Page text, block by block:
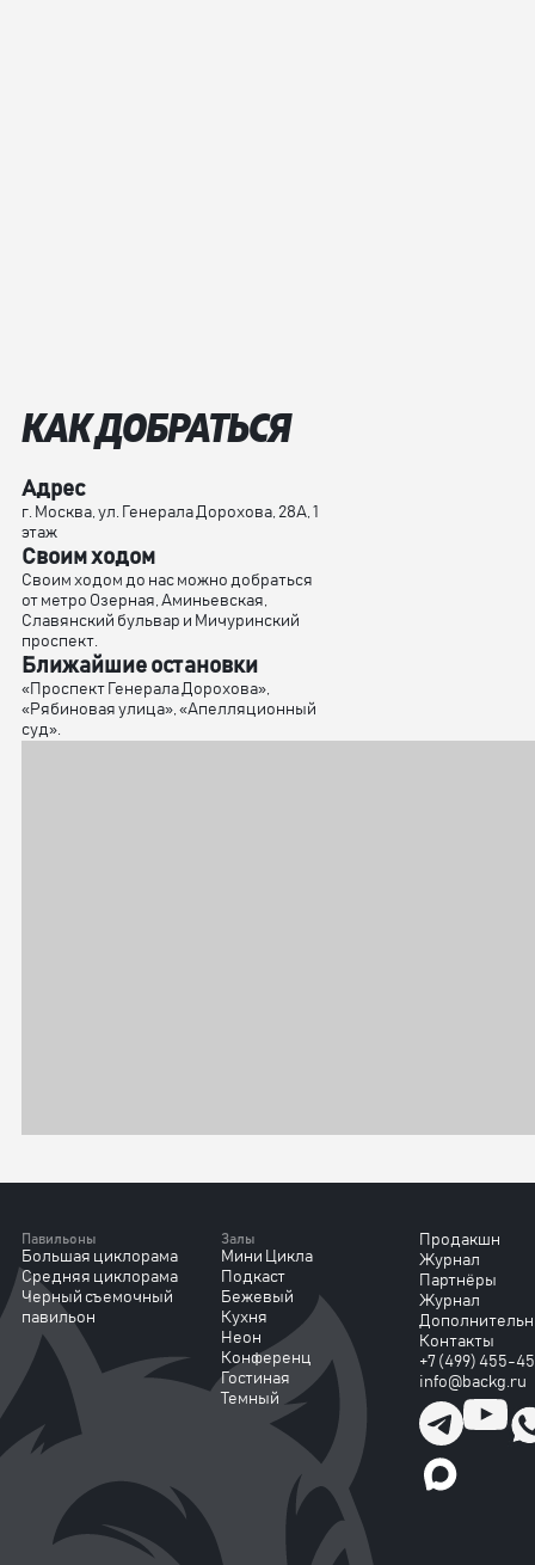
КАК ДОБРАТЬСЯ
Адрес
г. Москва, ул. Генерала Дорохова, 28А, 1
этаж
Своим ходом
Своим ходом до нас можно добраться
от метро Озерная, Аминьевская,
Славянский бульвар и Мичуринский
проспект.
Ближайшие остановки
«Проспект Генерала Дорохова»,
«Рябиновая улица», «Апелляционный
суд».
Павильоны
Большая циклорама
Средняя циклорама
Черный съемочный
павильон
Залы
Мини Цикла
Подкаст
Бежевый
Кухня
Неон
Конференц
Гостиная
Темный
Продакшн
Журнал
Партнёры
Журнал
Контакты
+7 (499) 455-
info@backg.ru